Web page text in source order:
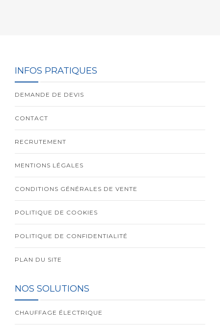
INFOS PRATIQUES
DEMANDE DE DEVIS
CONTACT
RECRUTEMENT
MENTIONS LÉGALES
CONDITIONS GÉNÉRALES DE VENTE
POLITIQUE DE COOKIES
POLITIQUE DE CONFIDENTIALITÉ
PLAN DU SITE
NOS SOLUTIONS
CHAUFFAGE ÉLECTRIQUE